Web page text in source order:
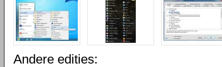
Andere edities: